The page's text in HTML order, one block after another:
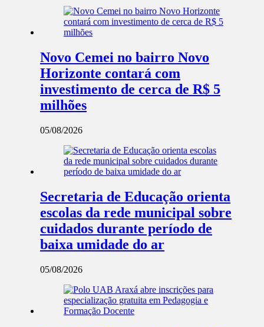
Novo Cemei no bairro Novo
Horizonte contará com
investimento de cerca de R$ 5
milhões
05/08/2026
Secretaria de Educação orienta
escolas da rede municipal sobre
cuidados durante período de
baixa umidade do ar
05/08/2026